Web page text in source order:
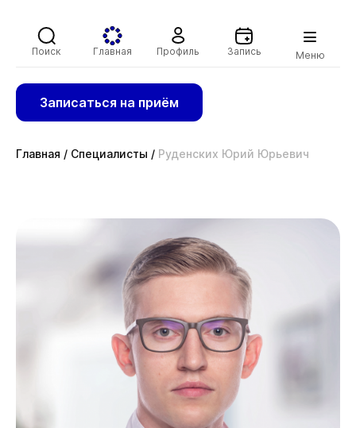
Поиск Главная Профиль Запись Меню
Записаться на приём
Главная / Специалисты / Руденских Юрий Юрьевич